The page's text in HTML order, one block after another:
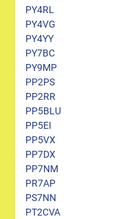
PY4RL
PY4VG
PY4YY
PY7BC
PY9MP
PP2PS
PP2RR
PP5BLU
PP5EI
PP5VX
PP7DX
PP7NM
PR7AP
PS7NN
PT2CVA